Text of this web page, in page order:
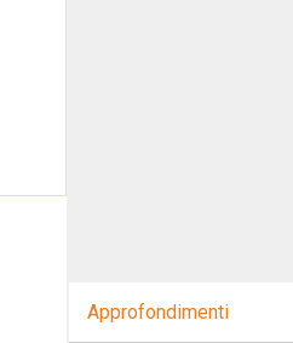
Approfondimenti